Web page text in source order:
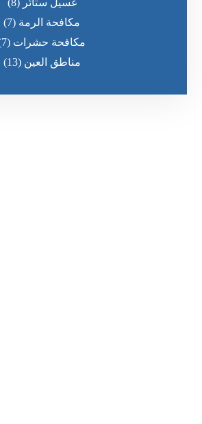
غسيل ستائر (8)
مكافحة الرمة (7)
مكافحة حشرات (7)
مناطق العين (13)